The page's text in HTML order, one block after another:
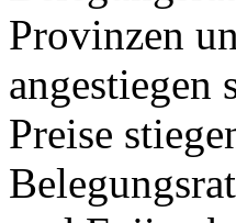
Provinzen
angestiegen
Preise